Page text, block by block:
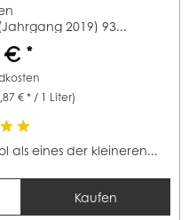
2019) 93...
€ *
€ * / 1 Liter)
als eines der kleineren...
Kaufen